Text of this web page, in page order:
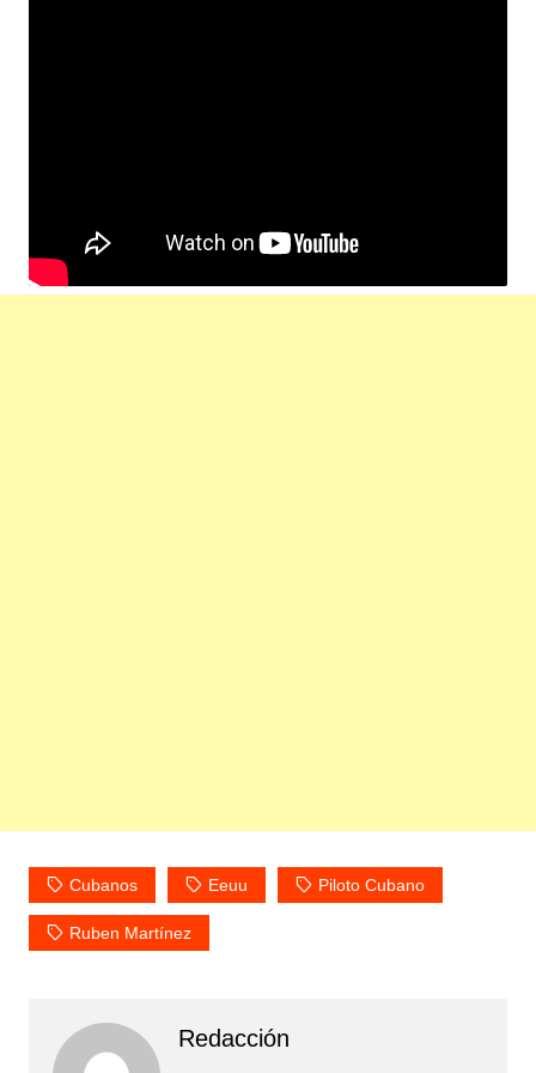
Cubanos Eeuu Piloto Cubano
Ruben Martínez
Redacción